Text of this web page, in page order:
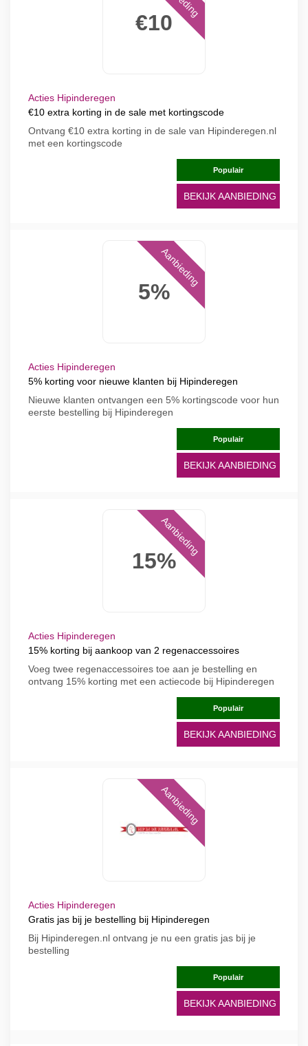
€10
Acties Hipinderegen
€10 extra korting in de sale met kortingscode
Ontvang €10 extra korting in de sale van Hipinderegen.nl
met een kortingscode
Populair
BEKIJK AANBIEDING
5%
Aanbieding
Acties Hipinderegen
5% korting voor nieuwe klanten bij Hipinderegen
Nieuwe klanten ontvangen een 5% kortingscode voor hun
eerste bestelling bij Hipinderegen
Populair
BEKIJK AANBIEDING
15%
Aanbieding
Acties Hipinderegen
15% korting bij aankoop van 2 regenaccessoires
Voeg twee regenaccessoires toe aan je bestelling en
ontvang 15% korting met een actiecode bij Hipinderegen
Populair
BEKIJK AANBIEDING
Aanbieding
Acties Hipinderegen
Gratis jas bij je bestelling bij Hipinderegen
Bij Hipinderegen.nl ontvang je nu een gratis jas bij je
bestelling
Populair
BEKIJK AANBIEDING